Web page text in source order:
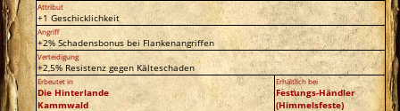
Attribut
+1 Geschicklichkeit
Angriff
+2% Schadensbonus bei Flankenangriffen
Verteidigung
+2,5% Resistenz gegen Kälteschaden
Erbeutet in
Die Hinterlande
Kammwald
Erhältlich bei
Festungs-Händler
(Himmelsfeste)